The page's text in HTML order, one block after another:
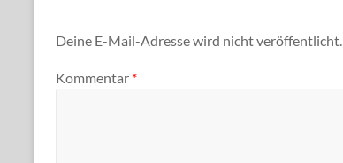
Deine E-Mail-Adresse wird nicht veröffentlicht.
Kommentar *